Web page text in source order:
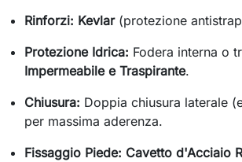
Rinforzi: Kevlar(protezione
Protezione Idrica: Fodera interna o
Impermeabile e Traspirante.
Chiusura: Doppia chiusura laterale
per massima aderenza.
Fissaggio Piede: Cavetto d'Acciaio